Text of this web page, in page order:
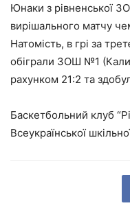
Юнаки з рівненської
вирішального матчу
Натомість, в грі за
обіграли ЗОШ №1
рахунком 21:2 та
Баскетбольний клуб
Всеукраїнської